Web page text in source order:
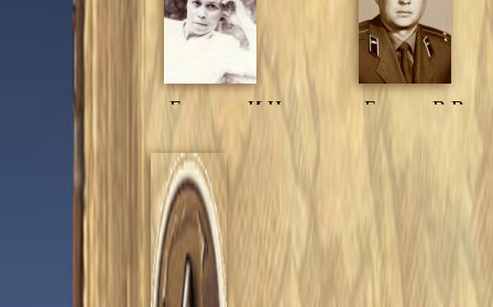
Елохина И.Н. Елькин В.В.